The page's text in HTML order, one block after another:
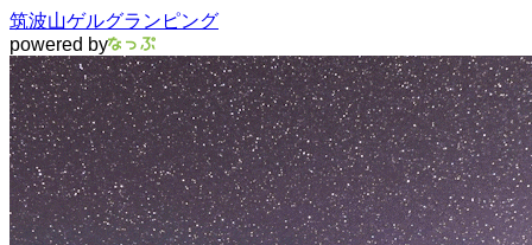
筑波山ゲルグランピング
powered by